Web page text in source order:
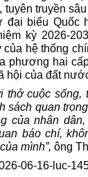
tuyên truyền
đại biểu Quốc
kỳ 2026-
hệ thống
phương hai
hội của đất
thở cuộc sống,
sách quan
của nhân
báo chí,
mình”, ông